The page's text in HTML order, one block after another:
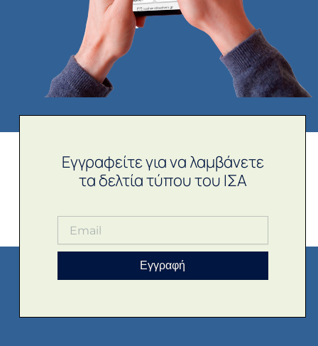
Εγγραφείτε για να λαμβάνετε
τα δελτία τύπου του ΙΣΑ
Εγγραφή